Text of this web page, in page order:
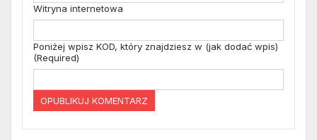
Witryna internetowa
Poniżej wpisz KOD, który znajdziesz w (jak dodać wpis)
(Required)